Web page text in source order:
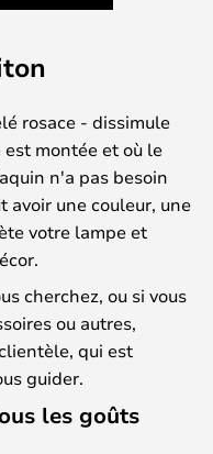
rosace - dissimule
montée et où le
n'a pas besoin
avoir une couleur, une
votre lampe et
cherchez, ou si vous
ou autres,
qui est
guider.
les goûts